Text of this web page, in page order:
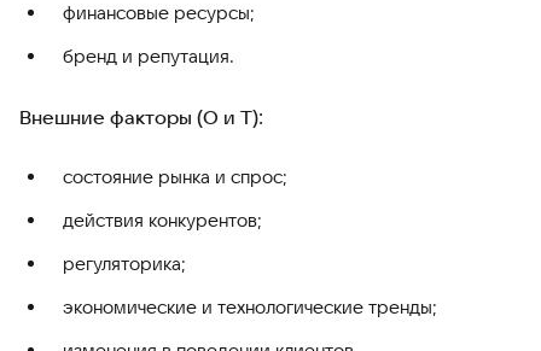
финансовые ресурсы;
бренд и репутация.
Внешние факторы (O и T):
состояние рынка и спрос;
действия конкурентов;
регуляторика;
экономические и технологические тренды;